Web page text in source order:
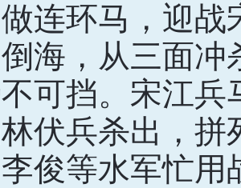
连环马，迎
海，从三面
可挡。宋江兵
伏兵杀出，
俊等水军忙用